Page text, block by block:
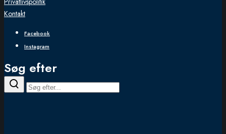
Kontakt
Facebook
Instagram
Søg efter